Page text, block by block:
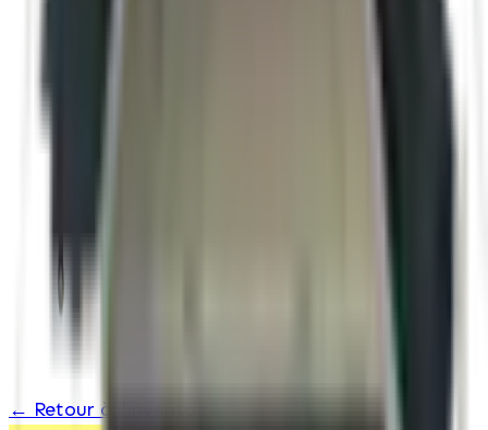
Toit en aluminium d&rsquo;une seule pièce
← Retour à l'inventaire